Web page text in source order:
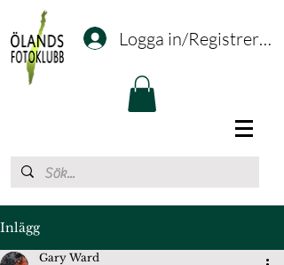
Logga in/Registrering
Inlägg
Gary Ward